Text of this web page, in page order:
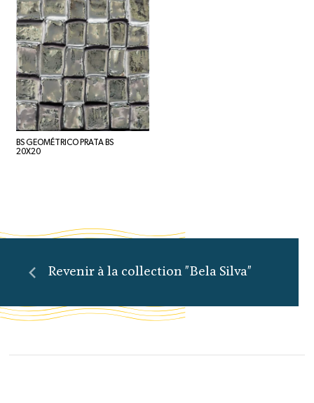
BS GEOMÉTRICO PRATA BS
20X20
Revenir à la collection "Bela Silva"